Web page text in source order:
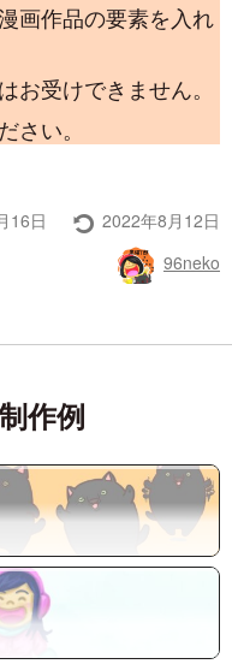
画作品の要素を入れ
お受けできません。
さい。
16日
最
2022年8月12日
投
稿
96neko
作例